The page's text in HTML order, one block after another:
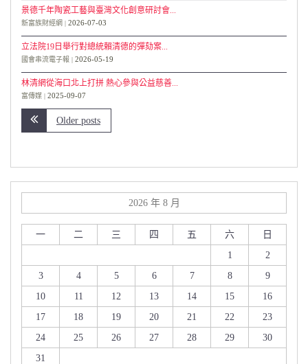
景德千年陶瓷工藝與臺灣文化創意研討會...
新富族財經網 2026-07-03
立法院19日舉行對總統賴清德的彈劾案...
國會串流電子報 2026-05-19
林清網從海口北上打拼 熱心參與公益慈善...
富傳媒 2025-09-07
Older posts
2026 年 8 月
一 二 三 四 五 六
日
1
2
3
4 5 6 7 8
9
10
11 12 13 14 15
16
17
18 19 20 21 22
23
24
25 26 27 28 29
30
31